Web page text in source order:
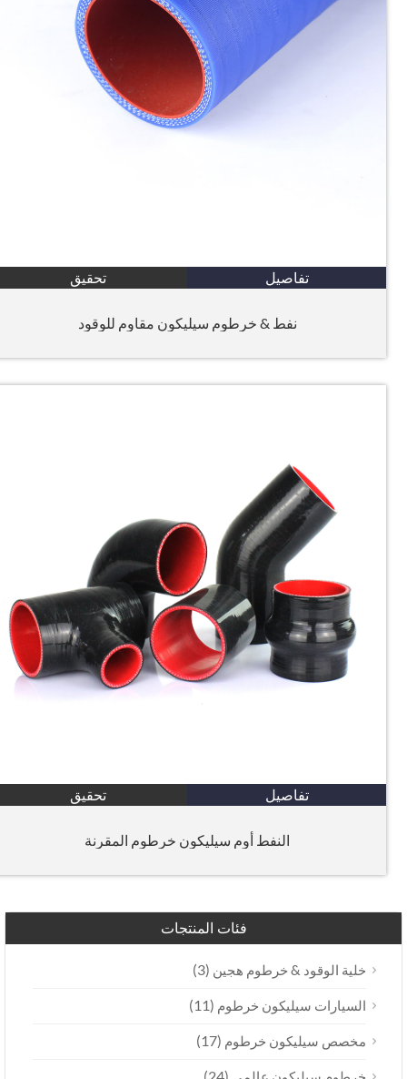
تفاصيل تحقيق
نفط & خرطوم سيليكون مقاوم للوقود
تفاصيل تحقيق
النفط أوم سيليكون خرطوم المقرنة
فئات المنتجات
خلية الوقود & خرطوم هجين(3)
السيارات سيليكون خرطوم(11)
مخصص سيليكون خرطوم(17)
(24)